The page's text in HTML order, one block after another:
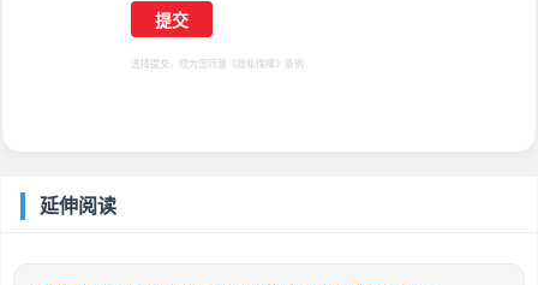
选择提交，视为您同意 《隐私保障》 条例
延伸阅读